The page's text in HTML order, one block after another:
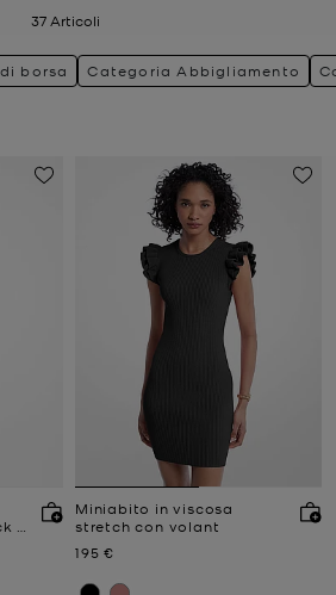
37Articoli
borsa Categoria Abbigliamento
e
Miniabito in viscosa
stretch con volant
Prezzo attuale
195 €